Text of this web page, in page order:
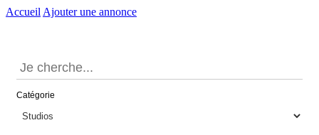
Accueil Ajouter une annonce
Catégorie